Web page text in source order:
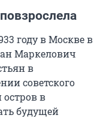
году в Москве в
Маркелович
в
советского
в
будущей